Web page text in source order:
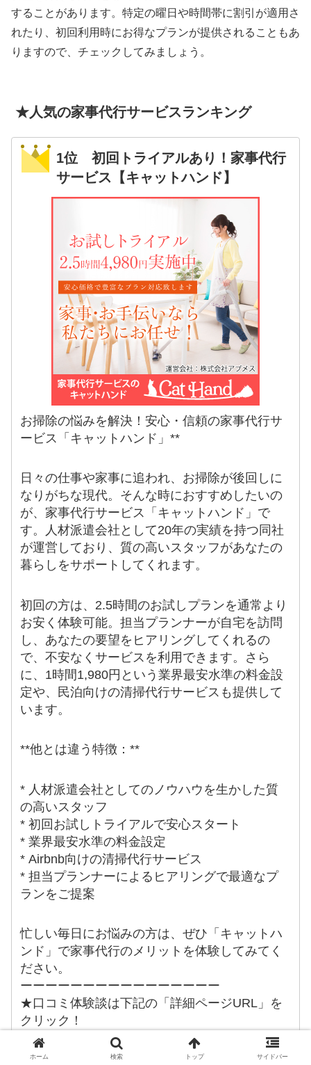
することがあります。特定の曜日や時間帯に割引が適用さ
れたり、初回利用時にお得なプランが提供されることもあ
りますので、チェックしてみましょう。
★人気の家事代行サービスランキング
1位 初回トライアルあり！家事代行
サービス【キャットハンド】
お掃除の悩みを解決！安心・信頼の家事代行サ
ービス「キャットハンド」**
日々の仕事や家事に追われ、お掃除が後回しに
なりがちな現代。そんな時におすすめしたいの
が、家事代行サービス「キャットハンド」で
す。人材派遣会社として20年の実績を持つ同社
が運営しており、質の高いスタッフがあなたの
暮らしをサポートしてくれます。
初回の方は、2.5時間のお試しプランを通常より
お安く体験可能。担当プランナーが自宅を訪問
し、あなたの要望をヒアリングしてくれるの
で、不安なくサービスを利用できます。さら
に、1時間1,980円という業界最安水準の料金設
定や、民泊向けの清掃代行サービスも提供して
います。
**他とは違う特徴：**
* 人材派遣会社としてのノウハウを生かした質
の高いスタッフ
* 初回お試しトライアルで安心スタート
* 業界最安水準の料金設定
* Airbnb向けの清掃代行サービス
* 担当プランナーによるヒアリングで最適なプ
ランをご提案
忙しい毎日にお悩みの方は、ぜひ「キャットハ
ンド」で家事代行のメリットを体験してみてく
ださい。
ーーーーーーーーーーーーーーーー
★口コミ体験談は下記の「詳細ページURL」を
クリック！
ホーム 検索 トップ サイドバー